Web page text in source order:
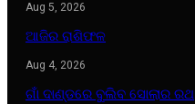
Aug 5, 2026
ଆଜିର ରାଶିଫଳ
Aug 4, 2026
ଗାଁ ଦାଣ୍ଡରେ ବୁଲିବ ସୋଲାର ରଥ